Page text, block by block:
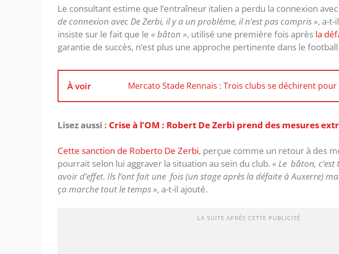
Le consultant estime que l’entraîneur italien a perdu la connexion
de connexion avec De Zerbi, il y a un problème, il n’est pas compris », a-t-
insiste sur le fait que le « bâton », utilisé une première fois après la
garantie de succès, n’est plus une approche pertinente dans le
À voir Mercato Stade Rennais : Trois clubs se déchirent
Lisez aussi : Crise à l’OM : Robert De Zerbi prend des mesures
Cette sanction de Roberto De Zerbi, perçue comme un retour à des
pourrait selon lui aggraver la situation au sein du club. « Le bâton,
avoir d’effet. Ils l’ont fait une fois (un stage après la défaite à Auxerre)
ça marche tout le temps », a-t-il ajouté.
LA SUITE APRÈS CETTE PUBLICITÉ